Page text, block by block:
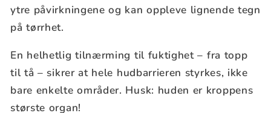
ytre påvirkningene og kan oppleve lignende tegn
på tørrhet.
En helhetlig tilnærming til fuktighet – fra topp
til tå – sikrer at hele hudbarrieren styrkes, ikke
bare enkelte områder. Husk: huden er kroppens
største organ!